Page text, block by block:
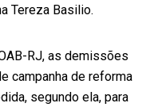
Tereza Basilio.
RJ, as demissões
campanha de reforma
segundo ela, para